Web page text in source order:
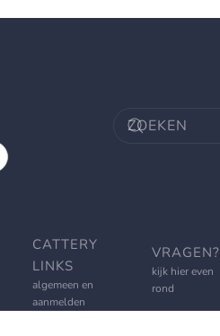
CATTERY
LINKS
algemeen en
aanmelden
VRAGEN?
kijk hier even
rond